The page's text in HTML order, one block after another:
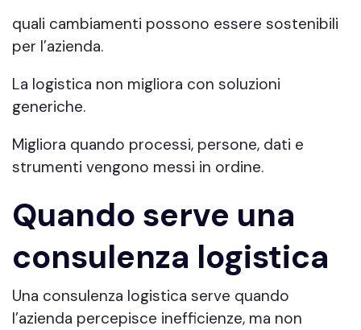
quali cambiamenti possono essere sostenibili
per l’azienda.
La logistica non migliora con soluzioni
generiche.
Migliora quando processi, persone, dati e
strumenti vengono messi in ordine.
Quando serve una
consulenza logistica
Una consulenza logistica serve quando
l’azienda percepisce inefficienze, ma non